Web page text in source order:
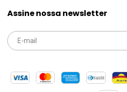
Assine nossa newsletter